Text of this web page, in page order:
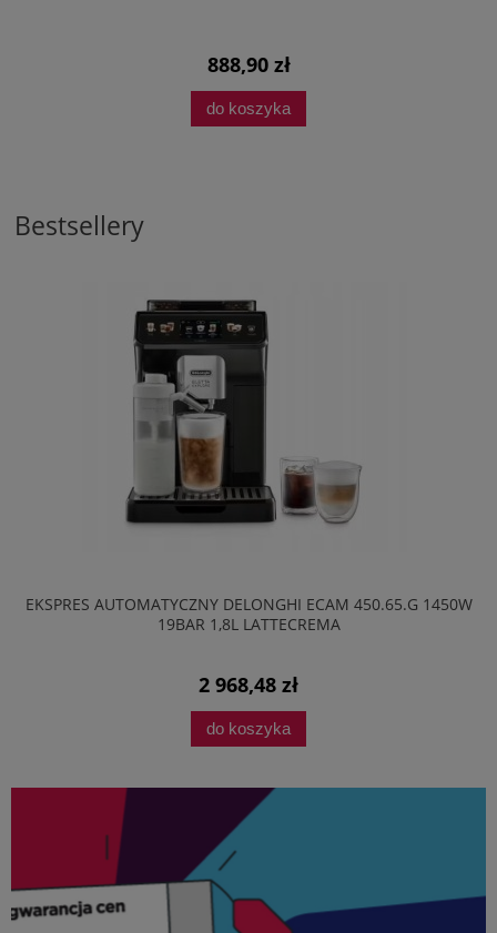
888,90 zł
do koszyka
Bestsellery
EKSPRES AUTOMATYCZNY DELONGHI ECAM 450.65.G 1450W
19BAR 1,8L LATTECREMA
2 968,48 zł
do koszyka